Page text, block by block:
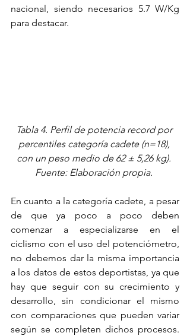
nacional, siendo necesarios 5.7 W/Kg
para destacar.
Tabla 4. Perfil de potencia record por
percentiles categoría cadete (n=18),
con un peso medio de 62 ± 5,26 kg).
Fuente: Elaboración propia.
En cuanto a la categoría cadete, a pesar
de que ya poco a poco deben
comenzar a especializarse en el
ciclismo con el uso del potenciómetro,
no debemos dar la misma importancia
a los datos de estos deportistas, ya que
hay que seguir con su crecimiento y
desarrollo, sin condicionar el mismo
con comparaciones que pueden variar
según se completen dichos procesos.